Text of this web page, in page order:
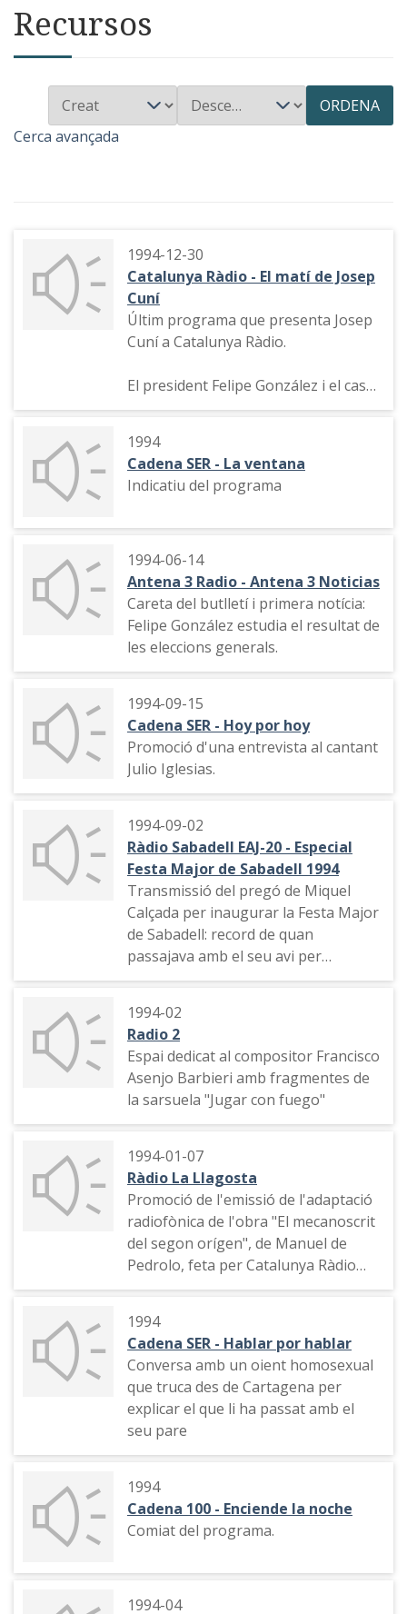
Recursos
ORDENA
Cerca avançada
1994-12-30
Catalunya Ràdio - El matí de Josep
Cuní
Últim programa que presenta Josep
Cuní a Catalunya Ràdio.
El president Felipe González i el cas
GAL, pregunta del dia, entrevista el
Narcís Serra, per parlar dels Grupos
Antiterroristas de Liberación (GAL).
La tertúlia d'actualitat, amb Pilar
Publicitat, indicatiu de la ràdio,
informació esportiva, amb
declaracions de Nicolau Casals
directiu del Futbol Club Barcelona.
Presentació de la tertúlia, amb
comentaris sobre la marxa del
inici de la tertúlia sobre la corrupció
política.
1994
Cadena SER - La ventana
Indicatiu del programa
1994-06-14
Antena 3 Radio - Antena 3 Noticias
Careta del butlletí i primera notícia:
Felipe González estudia el resultat de
les eleccions generals.
1994-09-15
Cadena SER - Hoy por hoy
Promoció d'una entrevista al cantant
Julio Iglesias.
1994-09-02
Ràdio Sabadell EAJ-20 - Especial
Festa Major de Sabadell 1994
Transmissió del pregó de Miquel
Calçada per inaugurar la Festa Major
de Sabadell: record de quan
passajava amb el seu avi per
Sabadell, esment a alguns dels actes
de festa.Indicatiu de la ràdio,
publicitat. Represa de la transmissió.
Publicitat, indicatiu amb la
freqüència de l'emissora. Paròdia de
la Trinca d'un pregó de festa major.
Publicitat. Connexió amb la Plaça
Sant Roc per explicar l'ambient que
s'hi viu. Tema musical, comiat i
indiactiu de la ràdio amb la
freqüència
1994-02
Radio 2
Espai dedicat al compositor Francisco
Asenjo Barbieri amb fragmentes de
la sarsuela "Jugar con fuego"
1994-01-07
Ràdio La Llagosta
Promoció de l'emissió de l'adaptació
radiofònica de l'obra "El mecanoscrit
del segon orígen", de Manuel de
Pedrolo, feta per Catalunya Ràdio
(que la va emetre l'any 1985)
1994
Cadena SER - Hablar por hablar
Conversa amb un oient homosexual
que truca des de Cartagena per
explicar el que li ha passat amb el
seu pare
1994
Cadena 100 - Enciende la noche
Comiat del programa.
1994-04